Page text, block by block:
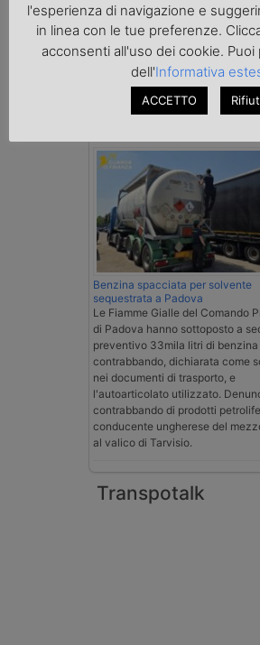
Benzina spacciata per solvente
sequestrata a Padova
Le Fiamme Gialle del Comando
di Padova hanno sottoposto a
preventivo 33mila litri di benzina
contrabbando, dichiarata come
nei documenti di trasporto, e
l'autoarticolato utilizzato.
contrabbando di prodotti
conducente ungherese del
al valico di Tarvisio.
Transpotalk
l'esperienza di navigazione e
in linea con le tue preferenze.
acconsenti all'uso dei cookie.
dell'Informativa
ACCETTO